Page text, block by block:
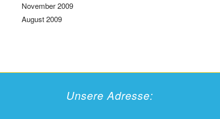
November 2009
August 2009
Unsere Adresse: